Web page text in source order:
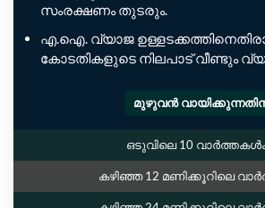
സംരക്ഷണം തുടരും.
എ.ഐ. വ്യാജ
കോടതികളുടെ നിലപാട് വീണ്ടും
മുഴുവൻ
ഒടുവിലെ 10
കഴിഞ്ഞ 12 മണിക്കൂറിലെ